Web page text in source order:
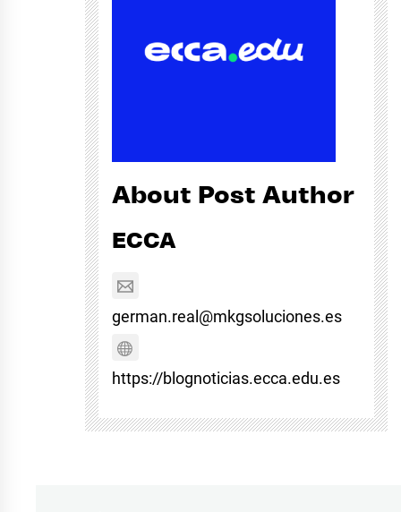
About Post Author
ECCA
german.real@mkgsoluciones.es
https://blognoticias.ecca.edu.es